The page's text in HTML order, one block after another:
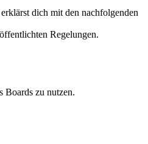
dich mit den nachfolgenden
Regelungen.
Boards zu nutzen.